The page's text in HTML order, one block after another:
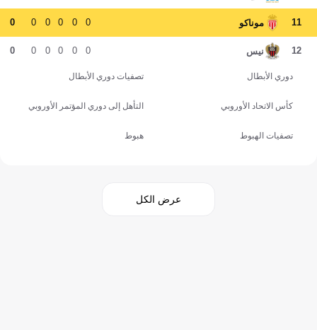
11 موناكو 0
0
0
0
0
0
12 نيس 0
0
0
0
0
0
دوري الأبطال تصفيات دوري الأبطال
كأس الاتحاد الأوروبي التأهل إلى دوري المؤتمر الأوروبي
تصفيات الهبوط هبوط
عرض الكل